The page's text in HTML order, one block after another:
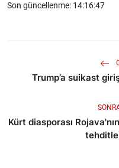
Son güncellenme: 14:16:47
Trump’a suikast
Kürt diasporası